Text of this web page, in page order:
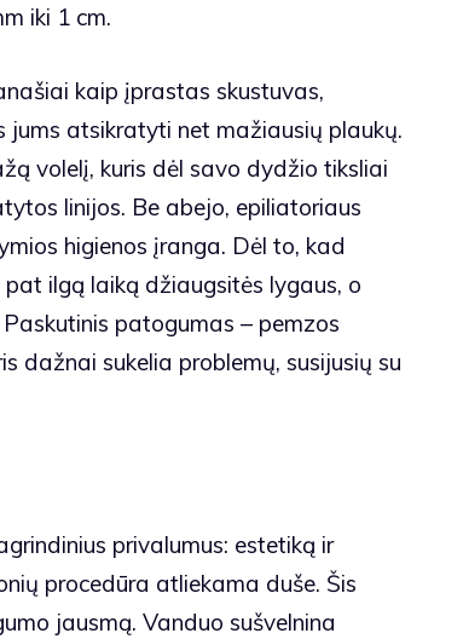
iki 1 cm.
kaip įprastas skustuvas,
jums atsikratyti net mažiausių plaukų.
volelį, kuris dėl savo dydžio tiksliai
linijos. Be abejo, epiliatoriaus
higienos įranga. Dėl to, kad
ilgą laiką džiaugsitės lygaus, o
patogumas – pemzos
dažnai sukelia problemų, susijusių su
privalumus: estetiką ir
procedūra atliekama duše. Šis
jausmą. Vanduo sušvelnina